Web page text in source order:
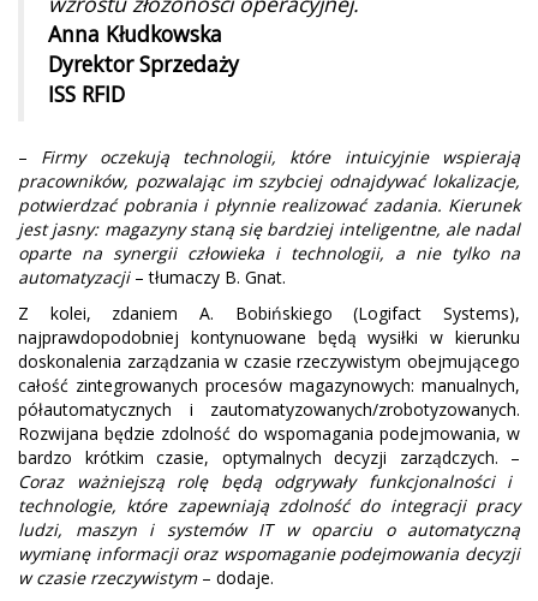
Anna Kłudkowska
Dyrektor Sprzedaży
ISS RFID
– Firmy oczekują technologii, które intuicyjnie wspierają
pracowników, pozwalając im szybciej odnajdywać lokalizacje,
potwierdzać pobrania i płynnie realizować zadania. Kierunek
jest jasny: magazyny staną się bardziej inteligentne, ale nadal
oparte na synergii człowieka i technologii, a nie tylko na
automatyzacji – tłumaczy B. Gnat.
Z kolei, zdaniem A. Bobińskiego (Logifact Systems),
najprawdopodobniej kontynuowane będą wysiłki w kierunku
doskonalenia zarządzania w czasie rzeczywistym obejmującego
całość zintegrowanych procesów magazynowych: manualnych,
półautomatycznych i zautomatyzowanych/zrobotyzowanych.
Rozwijana będzie zdolność do wspomagania podejmowania, w
bardzo krótkim czasie, optymalnych decyzji zarządczych. –
Coraz ważniejszą rolę będą odgrywały funkcjonalności i
technologie, które zapewniają zdolność do integracji pracy
ludzi, maszyn i systemów IT w oparciu o automatyczną
wymianę informacji oraz wspomaganie podejmowania decyzji
w czasie rzeczywistym – dodaje.